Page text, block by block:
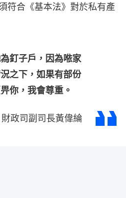
符合《基本法》對於私有產
釘子戶，因為𠵱家
之下，如果有部份
你，我會尊重。
財政司副司長黃偉綸